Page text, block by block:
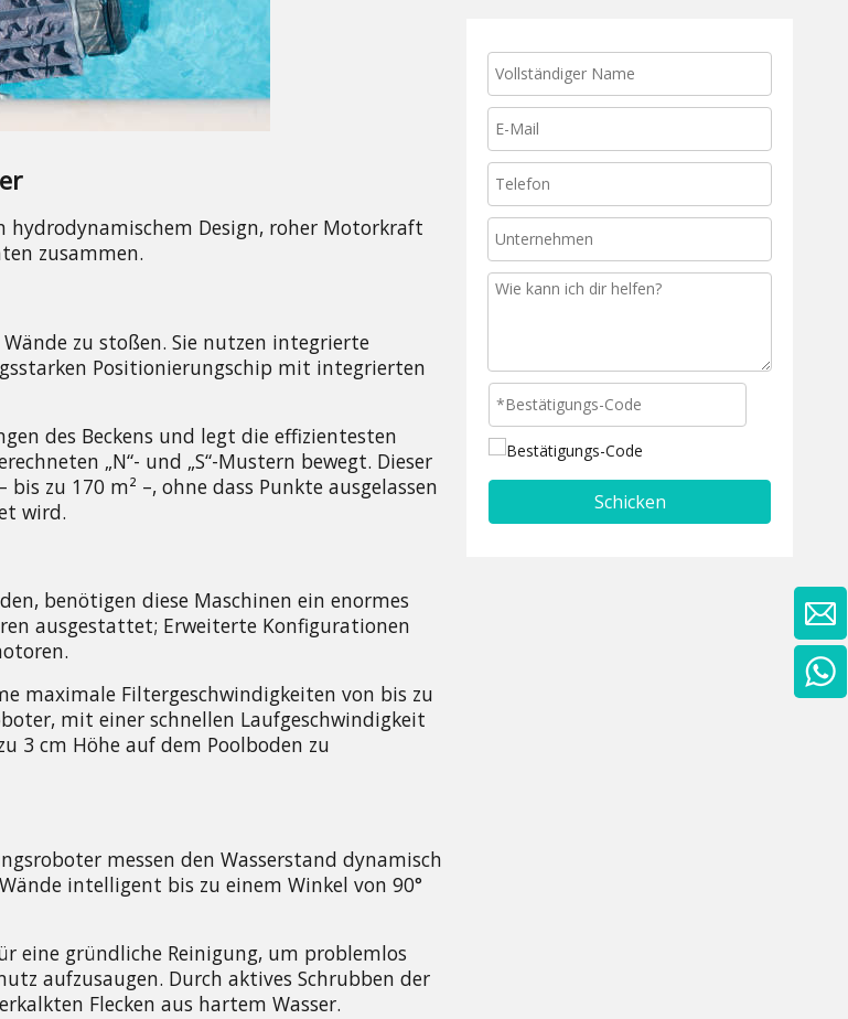
hydrodynamischem Design, roher Motorkraft
zusammen.
zu stoßen. Sie nutzen integrierte
Positionierungschip mit integrierten
des Beckens und legt die effizientesten
„N“- und „S“-Mustern bewegt. Dieser
zu 170 m² –, ohne dass Punkte ausgelassen
wird.
benötigen diese Maschinen ein enormes
ausgestattet; Erweiterte Konfigurationen
maximale Filtergeschwindigkeiten von bis zu
mit einer schnellen Laufgeschwindigkeit
3 cm Höhe auf dem Poolboden zu
messen den Wasserstand dynamisch
intelligent bis zu einem Winkel von 90°
eine gründliche Reinigung, um problemlos
aufzusaugen. Durch aktives Schrubben der
Flecken aus hartem Wasser.
Schicken